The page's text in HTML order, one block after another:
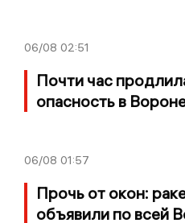
06/08 02:51
Почти час
опасность в
06/08 01:57
Прочь от окон:
объявили по всей